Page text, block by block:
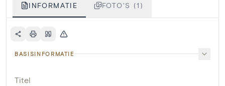
INFORMATIE FOTO'S (1)
BASISINFORMATIE
Titel